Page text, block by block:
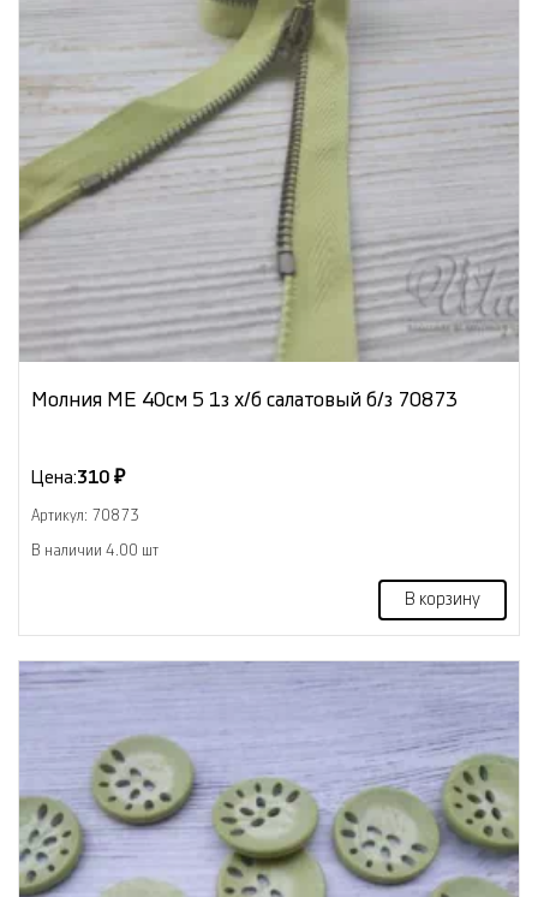
Молния МЕ 40см 5 1з х/б салатовый б/з 70873
Цена:310 ₽
Артикул: 70873
В наличии 4.00 шт
В корзину